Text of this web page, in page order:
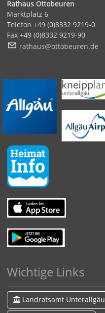
Rathaus Ottobeuren
Marktplatz 6
Telefon +49 (0)8332 9219-0
Fax +49 (0)8332 9219-90
r th s tt b r n d
Wichtige Links
Landratsamt Unterallgäu